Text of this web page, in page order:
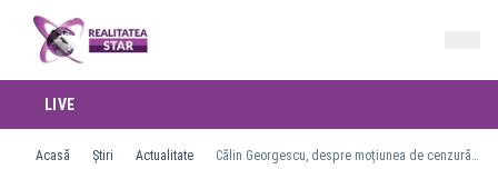
LIVE
Acasă Știri Actualitate Călin Georgescu, despre moțiunea de cenzură care a dus la căderea Guvernului Bolojan: „Felicitări, a fost un prim pas spre reconciliere națională”